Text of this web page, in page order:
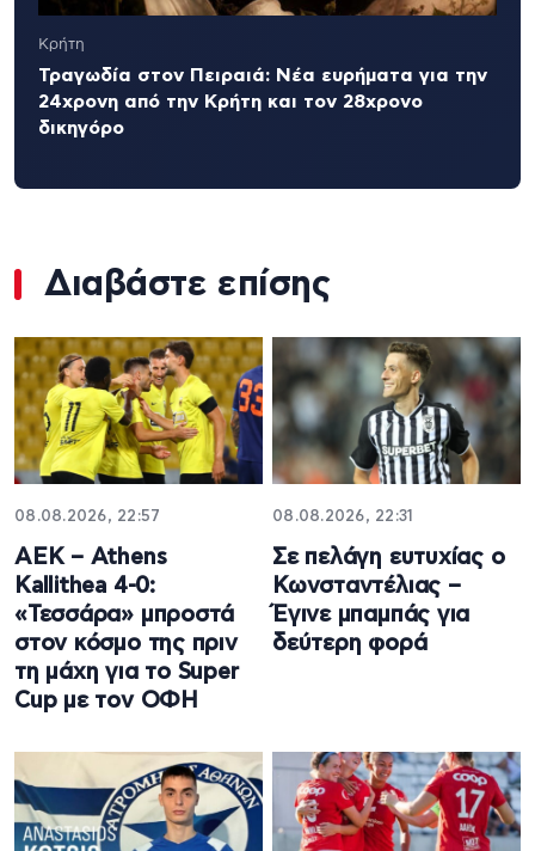
Κρήτη
Τραγωδία στον Πειραιά: Νέα ευρήματα για την
24χρονη από την Κρήτη και τον 28χρονο
δικηγόρο
Διαβάστε επίσης
08.08.2026, 22:57
ΑΕΚ – Athens
Kallithea 4-0:
«Τεσσάρα» μπροστά
στον κόσμο της πριν
τη μάχη για το Super
Cup με τον ΟΦΗ
08.08.2026, 22:31
Σε πελάγη ευτυχίας ο
Κωνσταντέλιας –
Έγινε μπαμπάς για
δεύτερη φορά